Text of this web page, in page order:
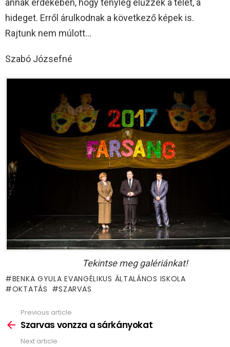
hideget. Erről árulkodnak a következő képek is.
Rajtunk nem múlott…
Szabó Józsefné
Tekintse meg galériánkat!
BENKA GYULA EVANGÉLIKUS ÁLTALÁNOS ISKOLA
OKTATÁS
SZARVAS
more
Previous article
Szarvas vonzza a sárkányokat
Next article